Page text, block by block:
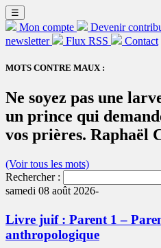
☰
Mon compte Devenir
newsletter
Flux RSS Contact
MOTS CONTRE MAUX :
Ne soyez pas une
un prince qui
vos prières. Raphaël
(Voir tous les mots)
Rechercher :
samedi 08 août 2026-
Livre juif : Parent 1 –
anthropologique